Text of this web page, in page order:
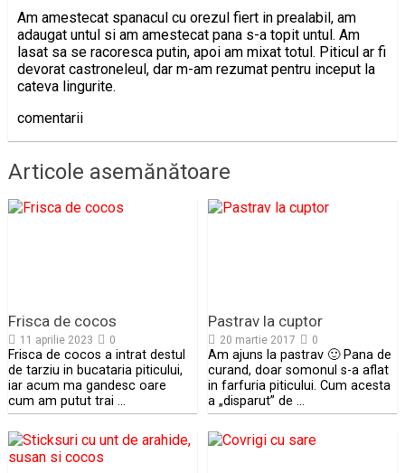
Am amestecat spanacul cu orezul fiert in prealabil, am
adaugat untul si am amestecat pana s-a topit untul. Am
lasat sa se racoresca putin, apoi am mixat totul. Piticul ar fi
devorat castroneleul, dar m-am rezumat pentru inceput la
cateva lingurite.
comentarii
Articole asemănătoare
Frisca de cocos
11 aprilie 2023 0
Frisca de cocos a intrat destul
de tarziu in bucataria piticului,
iar acum ma gandesc oare
cum am putut trai …
Pastrav la cuptor
20 martie 2017 0
Am ajuns la pastrav 🙂 Pana de
curand, doar somonul s-a aflat
in farfuria piticului. Cum acesta
a „disparut” de …